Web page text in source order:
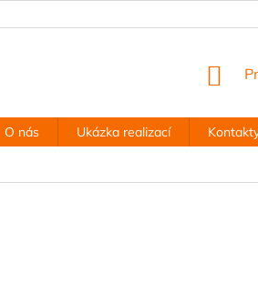
O nás Ukázka realizací